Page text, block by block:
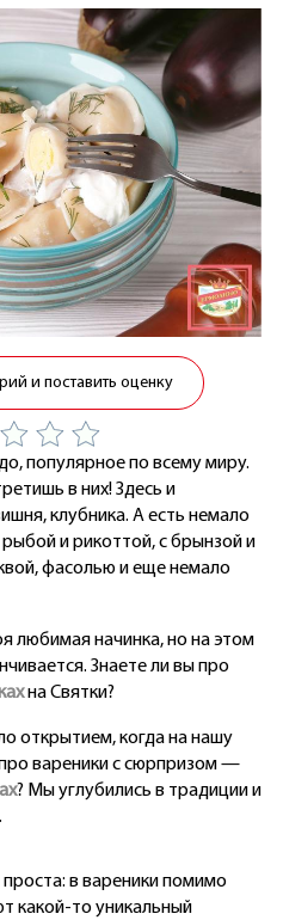
и поставить оценку
популярное по всему миру.
в них! Здесь и
клубника. А есть немало
рыбой и рикоттой, с брынзой и
фасолью и еще немало
любимая начинка, но на этом
Знаете ли вы про
на Святки?
открытием, когда на нашу
вареники с сюрпризом —
? Мы углубились в традиции и
в вареники помимо
какой-то уникальный